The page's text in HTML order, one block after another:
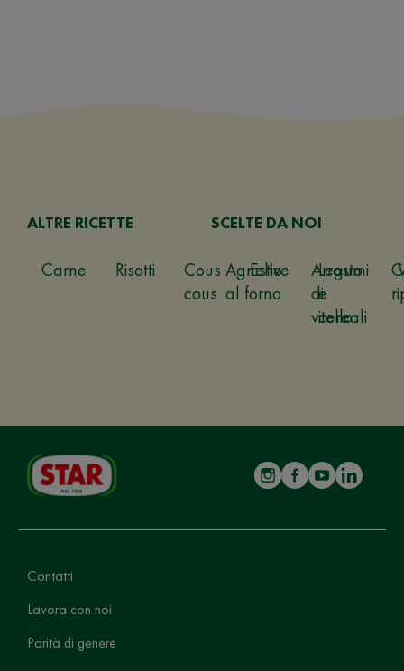
ALTRE RICETTE
Carne Risotti
Cous
cous
Estive
Legumi
e
cereali
SCELTE DA NOI
Agnello
al forno
Arrosto
di
vitello
Contatti
Lavora con noi
Parità di genere